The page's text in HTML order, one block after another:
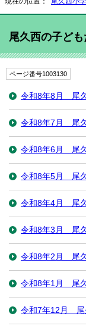
尾久西の子ども
ページ番号1003130
令和8年8月 尾
令和8年7月 尾
令和8年6月 尾
令和8年5月 尾
令和8年4月 尾
令和8年3月 尾
令和8年2月 尾
令和8年1月 尾
令和7年12月 尾